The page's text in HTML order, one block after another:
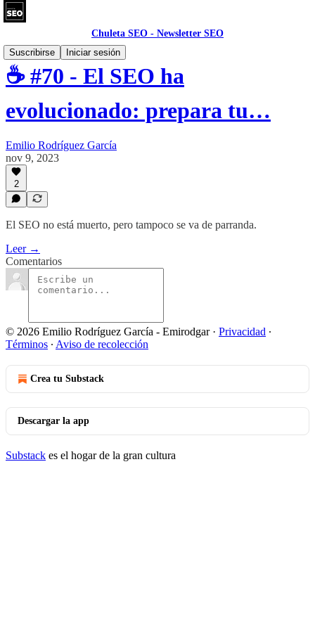
Chuleta SEO - Newsletter SEO
Suscribirse
Iniciar sesión
☕ #70 - El SEO ha
evolucionado: prepara tu…
Emilio Rodríguez García
nov 9, 2023
2
El SEO no está muerto, pero tampoco se va de parranda.
Leer →
Comentarios
© 2026 Emilio Rodríguez García - Emirodgar· Privacidad ∙
Términos ∙ Aviso de recolección
Crea tu Substack
Descargar la app
Substack es el hogar de la gran cultura